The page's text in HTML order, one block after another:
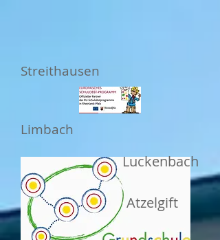
Streithausen
Limbach
Luckenbach
Atzelgift